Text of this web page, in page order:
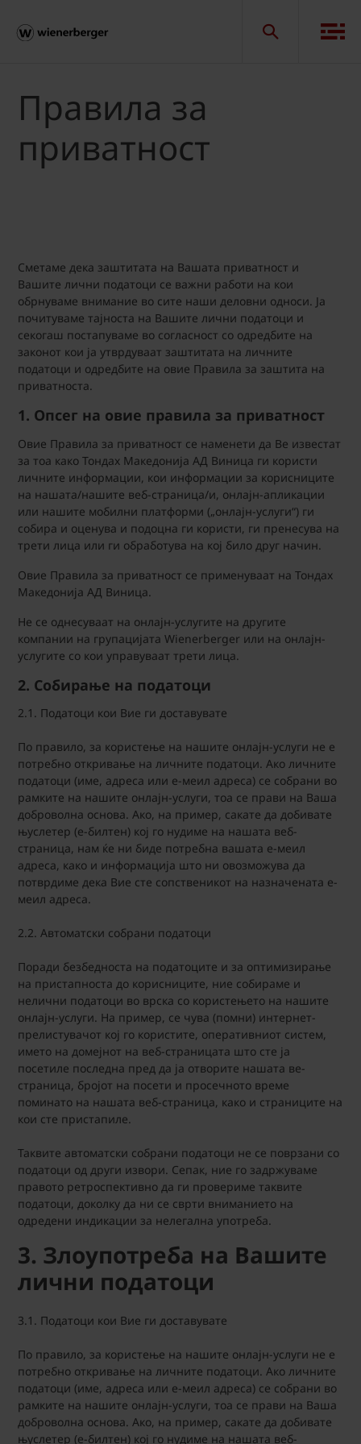
Правила за
приватност
Сметаме дека заштитата на Вашата приватност и
Вашите лични податоци се важни работи на кои
обрнуваме внимание во сите наши деловни односи. Ја
почитуваме тајноста на Вашите лични податоци и
секогаш постапуваме во согласност со одредбите на
законот кои ја утврдуваат заштитата на личните
податоци и одредбите на овие Правила за заштита на
приватноста.
1. Опсег на овие правила за приватност
Овие Правила за приватност се наменети да Ве известат
за тоа како Тондах Македонија АД Виница ги користи
личните информации, кои информации за корисниците
на нашата/нашите веб-страница/и, онлајн-апликации
или нашите мобилни платформи („онлајн-услуги“) ги
собира и оценува и подоцна ги користи, ги пренесува на
трети лица или ги обработува на кој било друг начин.
Овие Правила за приватност се применуваат на Тондах
Македонија АД Виница.
Не се однесуваат на онлајн-услугите на другите
компании на групацијата Wienerberger или на онлајн-
услугите со кои управуваат трети лица.
2. Собирање на податоци
2.1. Податоци кои Вие ги доставувате
По правило, за користење на нашите онлајн-услуги не е
потребно откривање на личните податоци. Ако личните
податоци (име, адреса или е-меил адреса) се собрани во
рамките на нашите онлајн-услуги, тоа се прави на Ваша
доброволна основа. Ако, на пример, сакате да добивате
њуслетер (е-билтен) кој го нудиме на нашата веб-
страница, нам ќе ни биде потребна вашата е-меил
адреса, како и информација што ни овозможува да
потврдиме дека Вие сте сопственикот на назначената е-
меил адреса.
2.2. Автоматски собрани податоци
Поради безбедноста на податоците и за оптимизирање
на пристапноста до корисниците, ние собираме и
нелични податоци во врска со користењето на нашите
онлајн-услуги. На пример, се чува (помни) интернет-
прелистувачот кој го користите, оперативниот систем,
името на домејнот на веб-страницата што сте ја
посетиле последна пред да ја отворите нашата ве-
страница, бројот на посети и просечното време
поминато на нашата веб-страница, како и страниците на
кои сте пристапиле.
Таквите автоматски собрани податоци не се поврзани со
податоци од други извори. Сепак, ние го задржуваме
правото ретроспективно да ги провериме таквите
податоци, доколку да ни се сврти вниманието на
одредени индикации за нелегална употреба.
3. Злоупотреба на Вашите
лични податоци
3.1. Податоци кои Вие ги доставувате
По правило, за користење на нашите онлајн-услуги не е
потребно откривање на личните податоци. Ако личните
податоци (име, адреса или е-меил адреса) се собрани во
рамките на нашите онлајн-услуги, тоа се прави на Ваша
доброволна основа. Ако, на пример, сакате да добивате
њуслетер (е-билтен) кој го нудиме на нашата веб-